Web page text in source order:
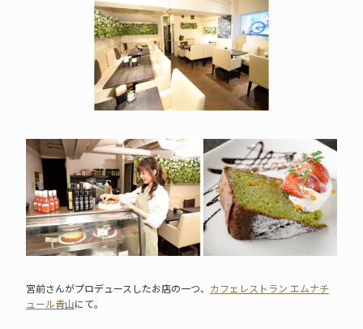
宮前さんがプロデュースしたお店の一つ、 カフェレストラン エムナチ
ュール青山にて。